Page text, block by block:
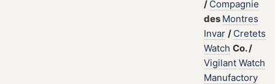
/ Compagnie
des Montres
Invar / Cretets
Watch Co./
Vigilant Watch
Manufactory